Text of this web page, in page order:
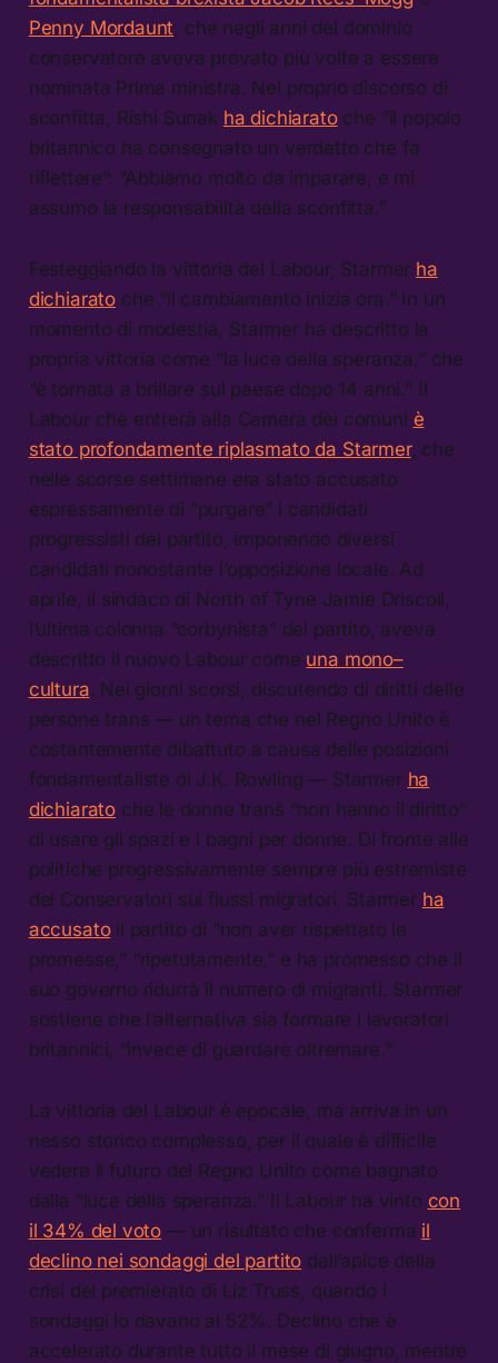
Penny Mordaunt , che negli anni del dominio
conservatore aveva provato più volte a essere
nominata Prima ministra. Nel proprio discorso di
sconfitta, Rishi Sunak ha dichiaratoche “il popolo
britannico ha consegnato un verdetto che fa
riflettere”: “Abbiamo molto da imparare, e mi
assumo la responsabilità della sconfitta.”
Festeggiando la vittoria del Labour, Starmer ha
dichiarato che “il cambiamento inizia ora.” In un
momento di modestia, Starmer ha descritto la
propria vittoria come “la luce della speranza,” che
“è tornata a brillare sul paese dopo 14 anni.” Il
Labour che entrerà alla Camera dei comuni è
stato profondamente riplasmato da Starmer, che
nelle scorse settimane era stato accusato
espressamente di “purgare” i candidati
progressisti del partito, imponendo diversi
candidati nonostante l’opposizione locale. Ad
aprile, il sindaco di North of Tyne Jamie Driscoll,
l’ultima colonna “corbynista” del partito, aveva
descritto il nuovo Labour come una mono–
cultura. Nei giorni scorsi, discutendo di diritti delle
persone trans — un tema che nel Regno Unito è
costantemente dibattuto a causa delle posizioni
fondamentaliste di J.K. Rowling — Starmer ha
dichiarato che le donne trans “non hanno il diritto”
di usare gli spazi e i bagni per donne. Di fronte alle
politiche progressivamente sempre più estremiste
dei Conservatori sui flussi migratori, Starmer ha
accusatoil partito di “non aver rispettato le
promesse,” “ripetutamente,” e ha promesso che il
suo governo ridurrà il numero di migranti. Starmer
sostiene che l’alternativa sia formare i lavoratori
britannici, “invece di guardare oltremare.”
La vittoria del Labour è epocale, ma arriva in un
nesso storico complesso, per il quale è difficile
vedere il futuro del Regno Unito come bagnato
dalla “luce della speranza.” Il Labour ha vinto con
il 34% del voto — un risultato che conferma il
declino nei sondaggi del partito dall’apice della
crisi del premierato di Liz Truss, quando i
sondaggi lo davano al 52%. Declino che è
accelerato durante tutto il mese di giugno, mentre